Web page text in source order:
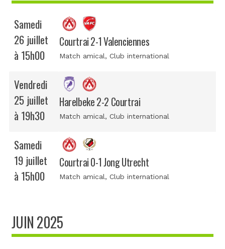
Samedi
26 juillet
à 15h00
Courtrai 2-1 Valenciennes
Match amical, Club international
Vendredi
25 juillet
à 19h30
Harelbeke 2-2 Courtrai
Match amical, Club international
Samedi
19 juillet
à 15h00
Courtrai 0-1 Jong Utrecht
Match amical, Club international
JUIN 2025